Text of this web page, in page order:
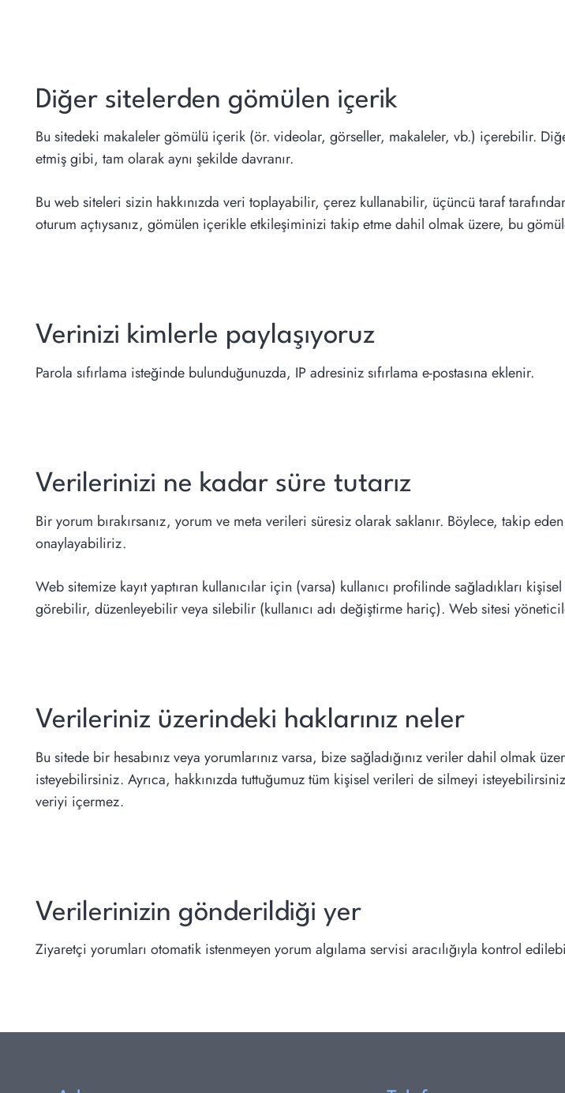
Diğer sitelerden gömülen içerik
Bu sitedeki makaleler gömülü içerik (ör. videolar, görseller, makaleler, vb.) içerebilir.
etmiş gibi, tam olarak aynı şekilde davranır.
Bu web siteleri sizin hakkınızda veri toplayabilir, çerez kullanabilir, üçüncü taraf
oturum açtıysanız, gömülen içerikle etkileşiminizi takip etme dahil olmak üzere, bu
Verinizi kimlerle paylaşıyoruz
Parola sıfırlama isteğinde bulunduğunuzda, IP adresiniz sıfırlama e-postasına eklenir.
Verilerinizi ne kadar süre tutarız
Bir yorum bırakırsanız, yorum ve meta verileri süresiz olarak saklanır. Böylece, takip
onaylayabiliriz.
Web sitemize kayıt yaptıran kullanıcılar için (varsa) kullanıcı profilinde sağladıkları
görebilir, düzenleyebilir veya silebilir (kullanıcı adı değiştirme hariç). Web sitesi
Verileriniz üzerindeki haklarınız neler
Bu sitede bir hesabınız veya yorumlarınız varsa, bize sağladığınız veriler dahil olmak
isteyebilirsiniz. Ayrıca, hakkınızda tuttuğumuz tüm kişisel verileri de silmeyi
veriyi içermez.
Verilerinizin gönderildiği yer
Ziyaretçi yorumları otomatik istenmeyen yorum algılama servisi aracılığıyla kontrol